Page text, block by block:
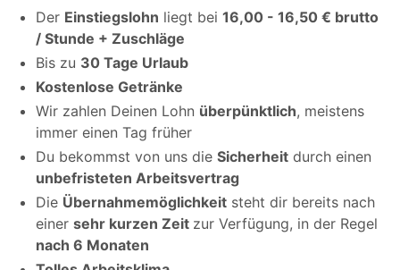
Der Einstiegslohn liegt bei 16,00 - 16,50 € brutto
/ Stunde + Zuschläge
Bis zu 30 Tage Urlaub
Kostenlose Getränke
Wir zahlen Deinen Lohn überpünktlich, meistens
immer einen Tag früher
Du bekommst von uns die Sicherheit durch einen
unbefristeten Arbeitsvertrag
Die Übernahmemöglichkeit steht dir bereits nach
einer sehr kurzen Zeit zur Verfügung, in der Regel
nach 6 Monaten